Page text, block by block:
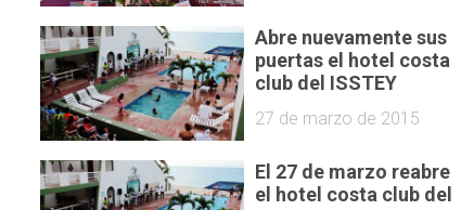
Abre nuevamente sus
puertas el hotel costa
club del ISSTEY
27 de marzo de 2015
El 27 de marzo reabre
el hotel costa club del